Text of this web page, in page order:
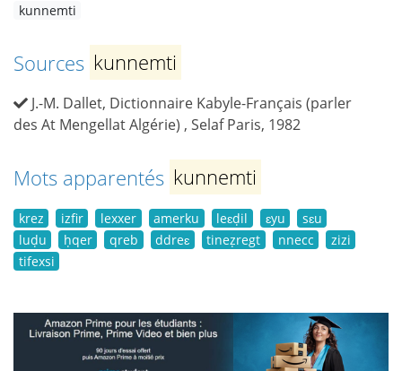
kunnemti
Sources kunnemti
J.-M. Dallet, Dictionnaire Kabyle-Français (parler
des At Mengellat Algérie) , Selaf Paris, 1982
Mots apparentés kunnemti
krez izfir lexxer amerku leɛḍil ɛyu
sɛu
luḍu
ḥqer qreb ddreɛ tineẓregt nnecc
zizi
tifexsi